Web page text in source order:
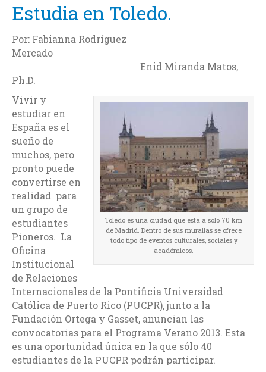
Estudia en Toledo.
Por: Fabianna Rodríguez
Mercado
Enid Miranda Matos,
Ph.D.
Toledo es una ciudad que está a sólo 70 km
de Madrid. Dentro de sus murallas se ofrece
todo tipo de eventos culturales, sociales y
académicos.
Vivir y
estudiar en
España es el
sueño de
muchos, pero
pronto puede
convertirse en
realidad para
un grupo de
estudiantes
Pioneros. La
Oficina
Institucional
de Relaciones
Internacionales de la Pontificia Universidad
Católica de Puerto Rico (PUCPR), junto a la
Fundación Ortega y Gasset, anuncian las
convocatorias para el Programa Verano 2013. Esta
es una oportunidad única en la que sólo 40
estudiantes de la PUCPR podrán participar.